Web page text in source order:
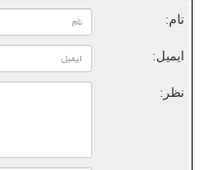
نام:
ایمیل:
نظر: